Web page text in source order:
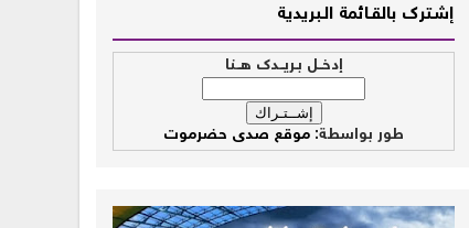
إشــترك بالقـــائمة الــبريدية
إدخــل بـريــدك هــنا
طور بواسطة: موقع صدى حضرموت